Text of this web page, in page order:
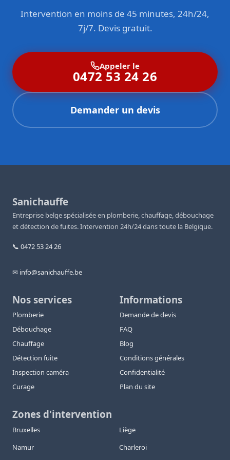
Intervention en moins de 45 minutes, 24h/24,
7j/7. Devis gratuit.
Appeler le
0472 53 24 26
Demander un devis
Sanichauffe
Entreprise belge spécialisée en plomberie, chauffage, débouchage
et détection de fuites. Intervention 24h/24 dans toute la Belgique.
📞 0472 53 24 26
✉ info@sanichauffe.be
Nos services
Plomberie
Débouchage
Chauffage
Détection fuite
Inspection caméra
Curage
Informations
Demande de devis
FAQ
Blog
Conditions générales
Confidentialité
Plan du site
Zones d'intervention
Bruxelles
Liège
Namur
Charleroi